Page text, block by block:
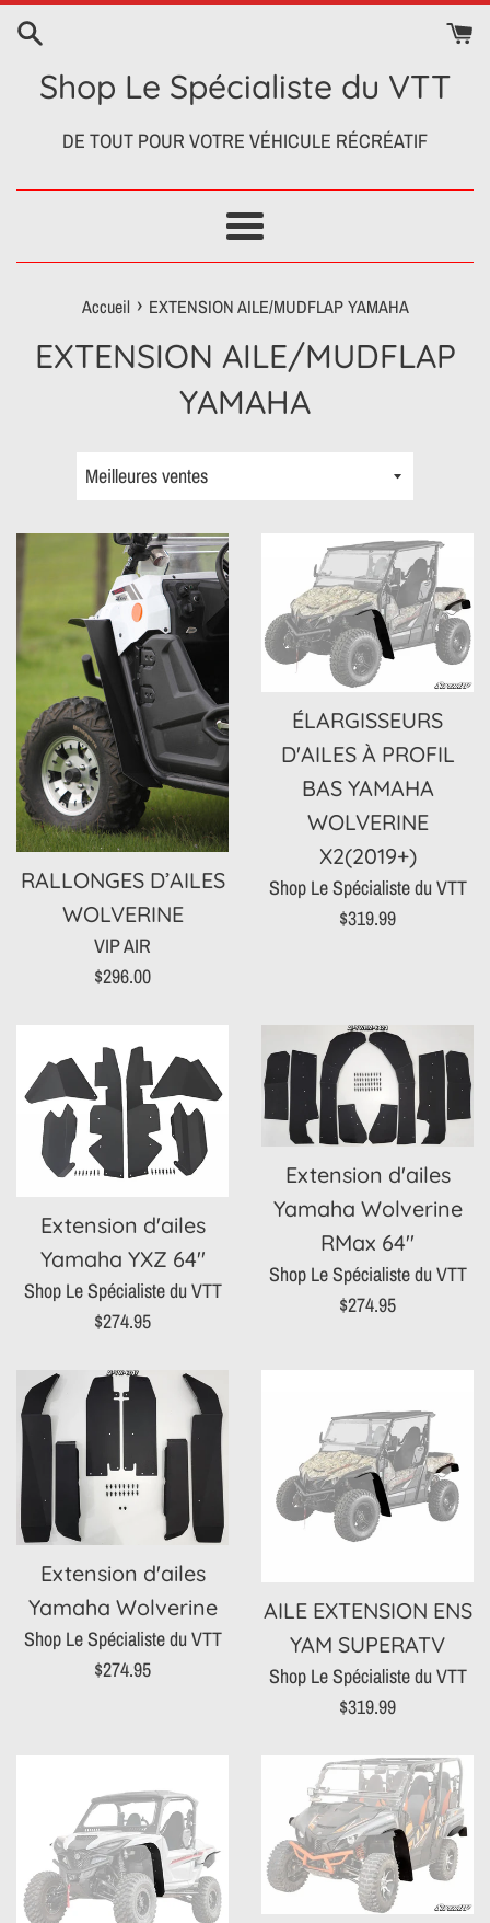
Passer
contenuShop Le Spécialiste du VTT
DE TOUT POUR VOTRE VÉHICULE RÉCRÉATIF
Menu
Accueil › EXTENSION AILE/MUDFLAP YAMAHA
EXTENSION AILE/MUDFLAP
YAMAHA
Trier
RALLONGES D’AILES
WOLVERINE
VIP AIR
Prix
$296.00
ÉLARGISSEURS
D'AILES À PROFIL
BAS YAMAHA
WOLVERINE
X2(2019+)
Shop Le Spécialiste du VTT
Prix
$319.99
Extension d'ailes
Yamaha YXZ 64''
Shop Le Spécialiste du VTT
Prix
$274.95
Extension d'ailes
Yamaha Wolverine
RMax 64''
Shop Le Spécialiste du VTT
Prix
$274.95
Extension d'ailes
Yamaha Wolverine
Shop Le Spécialiste du VTT
Prix
$274.95
AILE EXTENSION ENS
YAM SUPERATV
Shop Le Spécialiste du VTT
Prix
$319.99